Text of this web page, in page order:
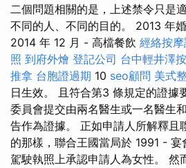
二個問題相關的是，上述禁令只是
不同的人、不同的目的。 2013 年
2014 年 12 月 - 高檔餐飲 經絡按
照 到府外燴 登記公司 台中輕井澤
推拿 台胞證過期 10 seo顧問 美式
日生效。 且符合第3 條規定的證據
委員會提交由兩名醫生或一名醫生
告作為證據。 正如申請人所解釋且
的那樣，聯合王國當局於 1991 -
駕駛執照上承認申請人為女性。 然